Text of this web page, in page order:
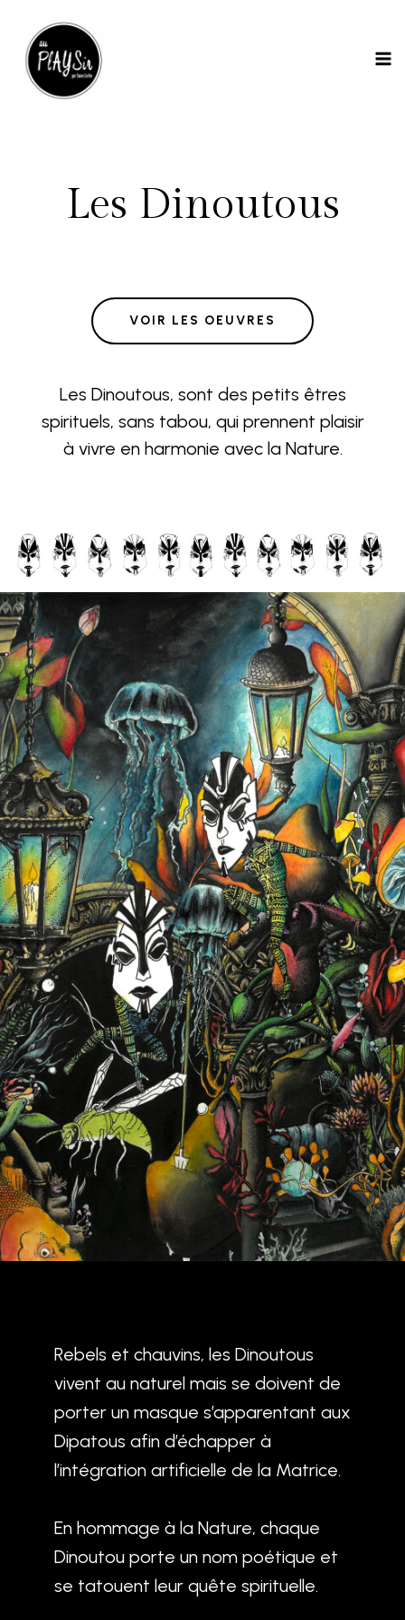
contenu
Les Dinoutous
VOIR LES OEUVRES
Les Dinoutous, sont des petits êtres
spirituels, sans tabou, qui prennent plaisir
à vivre en harmonie avec la Nature.
Rebels et chauvins, les Dinoutous
vivent au naturel mais se doivent de
porter un masque s’apparentant aux
Dipatous afin d’échapper à
l’intégration artificielle de la Matrice.
En hommage à la Nature, chaque
Dinoutou porte un nom poétique et
se tatouent leur quête spirituelle.